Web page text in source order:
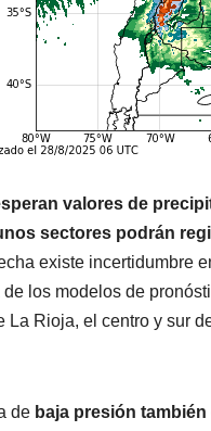
valores de
sectores podrán
existe incertidumbre
los modelos de
La Rioja, el centro y sur
de baja presión